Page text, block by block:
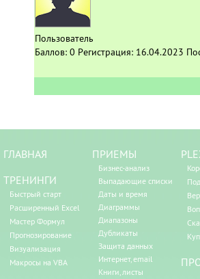
Пользователь
Баллов: 0 Регистрация: 16.04.2023
ГЛАВНАЯ
ТРЕНИНГИ
Быстрый старт
Расширенный Excel
Мастер Формул
Прогнозирование
Визуализация
Макросы на VBA
ПРИЕМЫ
Бизнес-анализ
Выпадающие списки
Даты и время
Диаграммы
Диапазоны
Дубликаты
Защита данных
Интернет, email
Книги, листы